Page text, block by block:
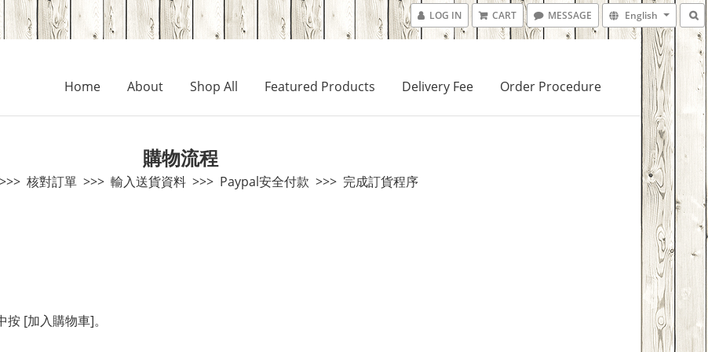
LOG IN CART MESSAGE English
Home About Shop All Featured Products Delivery Fee Order Procedure
購物流程
核對訂單 >>> 輸入送貨資料 >>> Paypal安全付款 >>> 完成訂貨程序
[加入購物車]。